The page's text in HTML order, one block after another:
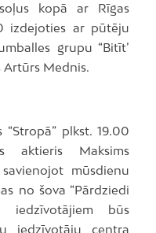
kopā ar Rīgas
izdejoties ar pūtēju
grupu “Bitīt’
Artūrs Mednis.
plkst. 19.00
aktieris Maksims
mūsdienu
no šova “Pārdziedi
iedzīvotājiem būs
iedzīvotāju centra